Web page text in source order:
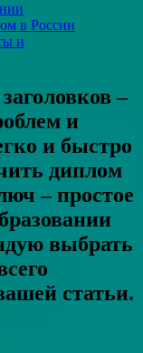
в России
и
–
и
и быстро
диплом
– простое
выбрать
статьи.